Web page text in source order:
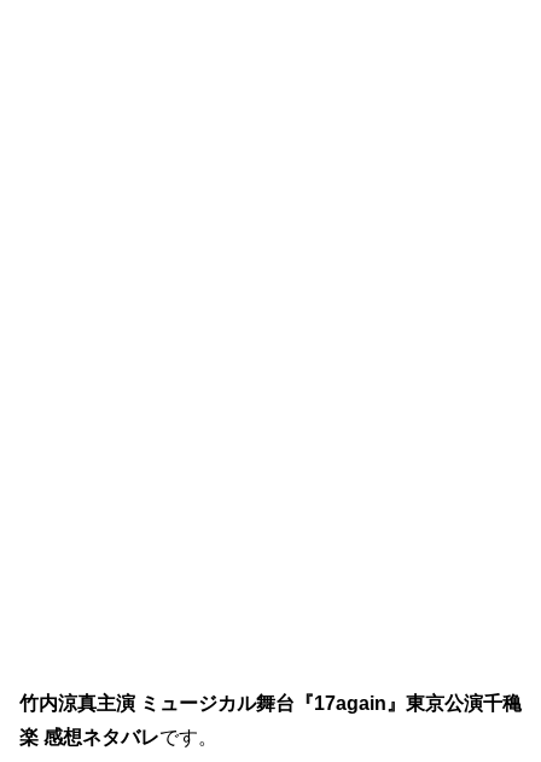
竹内涼真主演 ミュージカル舞台『17again』東京公演千穐
楽 感想ネタバレです。